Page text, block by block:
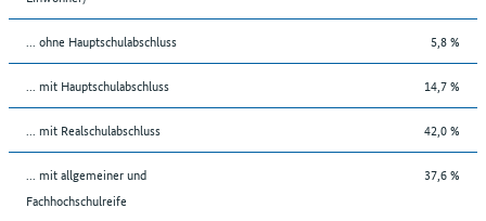
... ohne Hauptschulabschluss 5,8 %
... mit Hauptschulabschluss 14,7 %
... mit Realschulabschluss 42,0 %
... mit allgemeiner und
Fachhochschulreife
37,6 %